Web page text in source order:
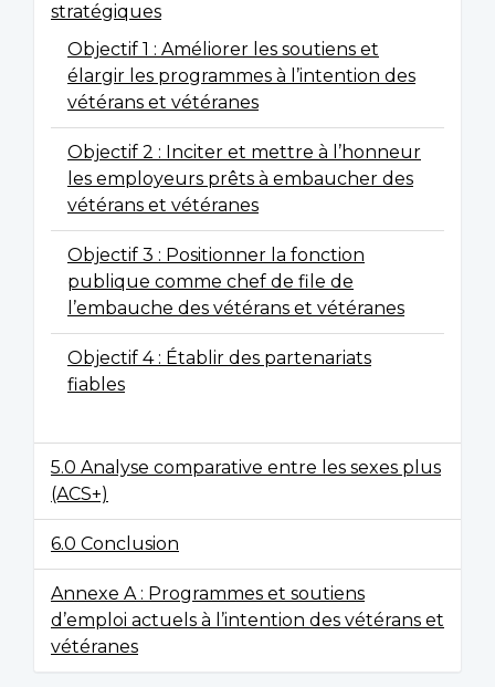
stratégiques
Objectif 1 : Améliorer les soutiens et
élargir les programmes à l’intention des
vétérans et vétéranes
Objectif 2 : Inciter et mettre à l’honneur
les employeurs prêts à embaucher des
vétérans et vétéranes
Objectif 3 : Positionner la fonction
publique comme chef de file de
l’embauche des vétérans et vétéranes
Objectif 4 : Établir des partenariats
fiables
5.0 Analyse comparative entre les sexes plus
(ACS+)
6.0 Conclusion
Annexe A : Programmes et soutiens
d’emploi actuels à l’intention des vétérans et
vétéranes